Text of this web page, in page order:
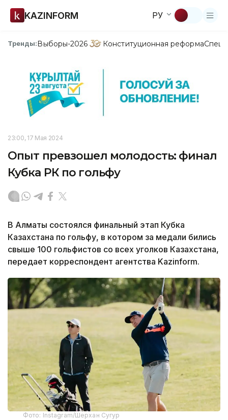
KAZINFORM РУ
Тренды:Выборы-2026 Конституционная реформа
23:00, 17 Мая 2024
Опыт превзошел молодость: финал
Кубка РК по гольфу
В Алматы состоялся финальный этап Кубка
Казахстана по гольфу, в котором за медали бились
свыше 100 гольфистов со всех уголков Казахстана,
передает корреспондент агентства Kazinform.
Фото: Instagram/Шерхан Сугур